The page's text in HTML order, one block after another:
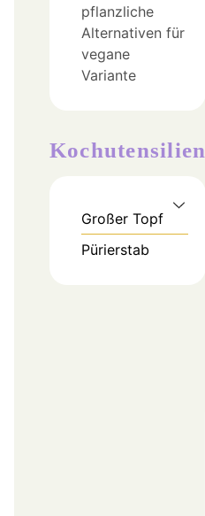
pflanzliche
Alternativen für
vegane
Variante
Kochutensilien
Großer Topf
Pürierstab